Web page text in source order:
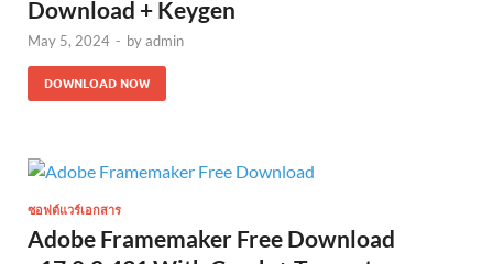
Download + Keygen
May 5, 2024 - byadmin
DOWNLOAD NOW
ซอฟต์แวร์เอกสาร
Adobe Framemaker Free Download